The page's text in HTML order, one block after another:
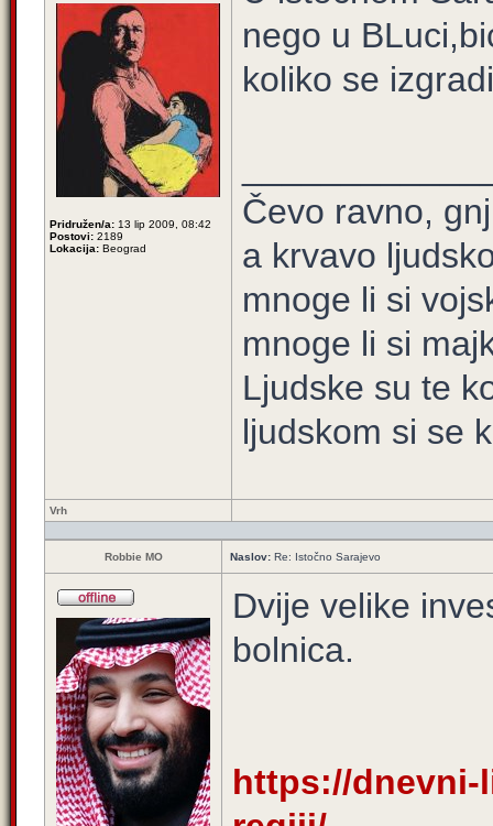
Pridružen/a: 13 lip 2009, 08:42
Postovi: 2189
Lokacija: Beograd
nego u
koliko se
Čevo ravno,
a krvavo
mnoge li si
mnoge li si
Ljudske su te
ljudskom si se
Vrh
Robbie MO Naslov: Re: Istočno Sarajevo
Dvije velike
bolnica.
https://dnevni-